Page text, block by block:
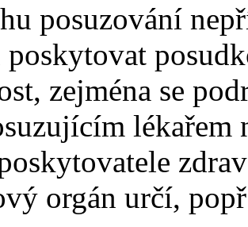
posuzování
zejména se
lékařem
orgán určí,